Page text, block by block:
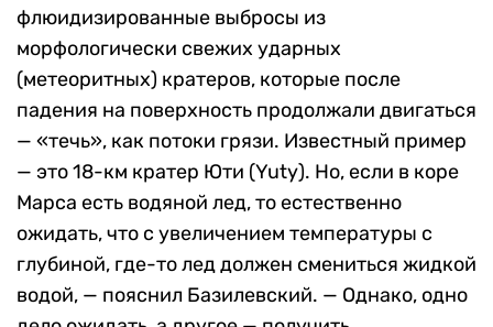
флюидизированные выбросы из
морфологически свежих ударных
(метеоритных) кратеров, которые после
падения на поверхность продолжали двигаться
— «течь», как потоки грязи. Известный пример
— это 18-км кратер Юти (Yuty). Но, если в коре
Марса есть водяной лед, то естественно
ожидать, что с увеличением температуры с
глубиной, где-то лед должен смениться жидкой
водой, — пояснил Базилевский. — Однако, одно